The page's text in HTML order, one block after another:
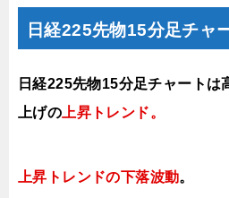
日経225先物15分足チャ
日経225先物15分足チャートは
上げの 上昇トレンド。
上昇トレンドの下落波動。